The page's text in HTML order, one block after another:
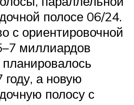
полосе 06/24.
с ориентировочной
миллиардов
году, а новую
полосу с